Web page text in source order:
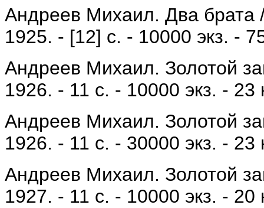
Андреев Михаил. Два брата
1925. - [12] с. - 10000 экз. -
Андреев Михаил. Золотой
1926. - 11 с. - 10000 экз. - 23
Андреев Михаил. Золотой
1926. - 11 с. - 30000 экз. - 23
Андреев Михаил. Золотой
1927. - 11 с. - 10000 экз. - 20